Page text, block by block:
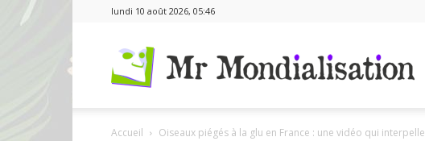
lundi 10 août 2026, 05:46
Accueil Oiseaux piégés à la glu en France : une vidéo qui interpelle